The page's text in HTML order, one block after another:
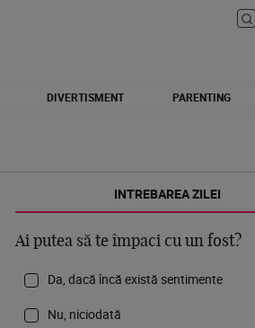
DIVERTISMENT PARENTING
INTREBAREA ZILEI
Ai putea să te împaci cu un fost?
Da, dacă încă există sentimente
Nu, niciodată